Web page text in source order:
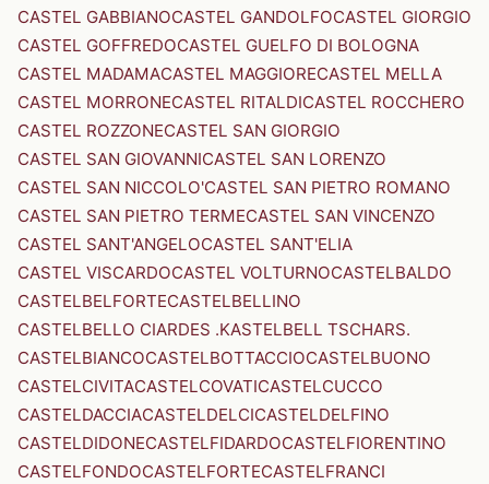
CASTEL GABBIANOCASTEL GANDOLFOCASTEL GIORGIO
CASTEL GOFFREDOCASTEL GUELFO DI BOLOGNA
CASTEL MADAMACASTEL MAGGIORECASTEL MELLA
CASTEL MORRONECASTEL RITALDICASTEL ROCCHERO
CASTEL ROZZONECASTEL SAN GIORGIO
CASTEL SAN GIOVANNICASTEL SAN LORENZO
CASTEL SAN NICCOLO'CASTEL SAN PIETRO ROMANO
CASTEL SAN PIETRO TERMECASTEL SAN VINCENZO
CASTEL SANT'ANGELOCASTEL SANT'ELIA
CASTEL VISCARDOCASTEL VOLTURNOCASTELBALDO
CASTELBELFORTECASTELBELLINO
CASTELBELLO CIARDES .KASTELBELL TSCHARS.
CASTELBIANCOCASTELBOTTACCIOCASTELBUONO
CASTELCIVITACASTELCOVATICASTELCUCCO
CASTELDACCIACASTELDELCICASTELDELFINO
CASTELDIDONECASTELFIDARDOCASTELFIORENTINO
CASTELFONDOCASTELFORTECASTELFRANCI